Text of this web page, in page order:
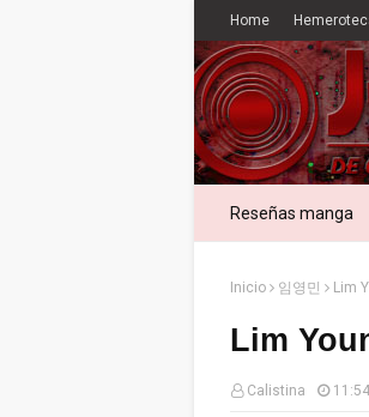
Home
Reseñas manga
Inicio 임영민 Lim
Lim
Calistina